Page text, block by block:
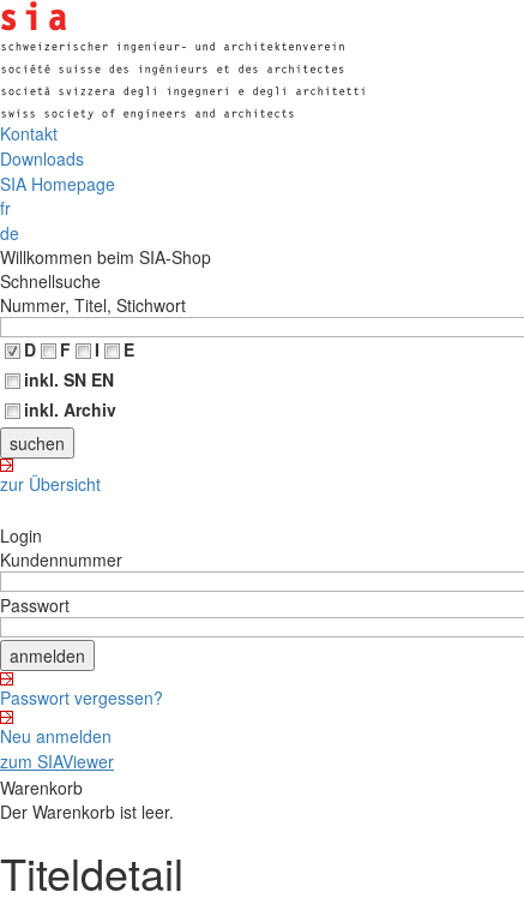
Kontakt
Downloads
SIA Homepage
fr
de
Willkommen beim SIA-Shop
Schnellsuche
Nummer, Titel, Stichwort
D
F I
E
inkl. SN EN
inkl. Archiv
zur Übersicht
Login
Kundennummer
Passwort
Passwort vergessen?
Neu anmelden
zum SIAViewer
Warenkorb
Der Warenkorb ist leer.
Titeldetail